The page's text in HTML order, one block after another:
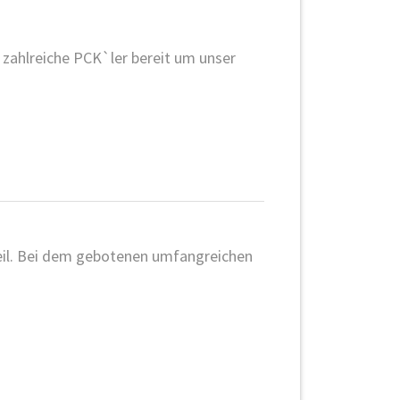
PCK`ler bereit um unser
Bei dem gebotenen umfangreichen